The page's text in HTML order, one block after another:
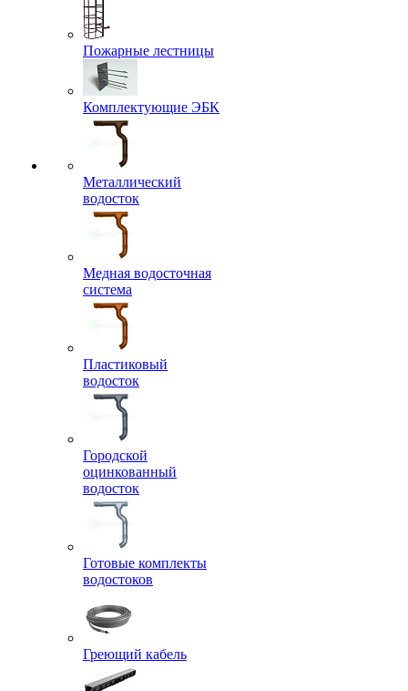
Пожарные лестницы
Комплектующие ЭБК
Металлический
водосток
Медная водосточная
система
Пластиковый
водосток
Городской
оцинкованный
водосток
Готовые комплекты
водостоков
Греющий кабель